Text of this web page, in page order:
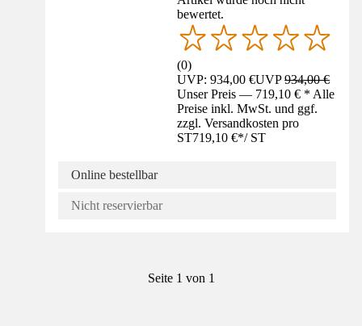
bewertet.
(0)
UVP: 934,00 €UVP934,00 €
Unser Preis — 719,10 € * Alle
Preise inkl. MwSt. und ggf.
zzgl. Versandkosten pro
ST719,10 €*/ ST
Online bestellbar
Nicht reservierbar
Seite 1 von 1